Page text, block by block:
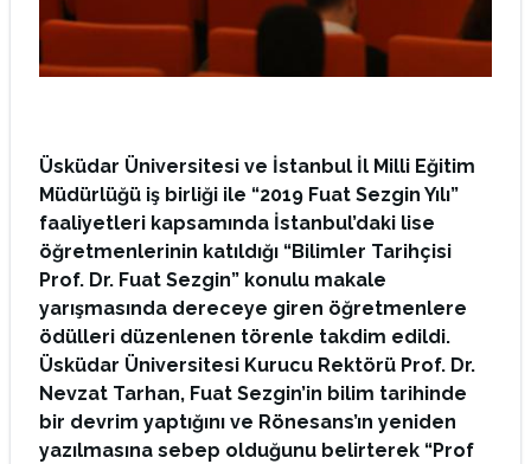
Üsküdar Üniversitesi ve İstanbul İl Milli Eğitim
Müdürlüğü iş birliği ile “2019 Fuat Sezgin Yılı”
faaliyetleri kapsamında İstanbul’daki lise
öğretmenlerinin katıldığı “Bilimler Tarihçisi
Prof. Dr. Fuat Sezgin” konulu makale
yarışmasında dereceye giren öğretmenlere
ödülleri düzenlenen törenle takdim edildi.
Üsküdar Üniversitesi Kurucu Rektörü Prof. Dr.
Nevzat Tarhan, Fuat Sezgin’in bilim tarihinde
bir devrim yaptığını ve Rönesans’ın yeniden
yazılmasına sebep olduğunu belirterek “Prof